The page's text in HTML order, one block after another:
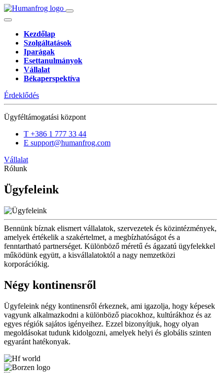
Kezdőlap
Szolgáltatások
Iparágak
Esettanulmányok
Vállalat
Békaperspektíva
Érdeklődés
Ügyféltámogatási központ
T +386 1 777 33 44
E support@humanfrog.com
Vállalat
Rólunk
Ügyfeleink
Bennünk bíznak elismert vállalatok, szervezetek és közintézmények,
amelyek értékelik a szakértelmet, a megbízhatóságot és a
fenntartható partnerséget. Különböző méretű és ágazatú ügyfelekkel
működünk együtt, a kisvállalatoktól a nagy nemzetközi
korporációkig.
Négy kontinensről
Ügyfeleink négy kontinensről érkeznek, ami igazolja, hogy képesek
vagyunk alkalmazkodni a különböző piacokhoz, kultúrákhoz és az
egyes régiók sajátos igényeihez. Ezzel bizonyítjuk, hogy olyan
megoldásokat tudunk kidolgozni, amelyek helyi és globális szinten
egyaránt hatékonyak.